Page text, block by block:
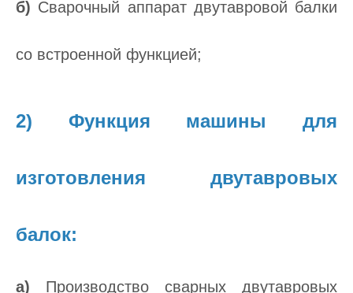
б) Сварочный аппарат двутавровой балки
со встроенной функцией;
2) Функция машины для
изготовления двутавровых
балок:
а) Производство сварных двутавровых